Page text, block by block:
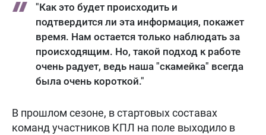
"Как это будет происходить и
подтвердится ли эта информация, покажет
время. Нам остается только наблюдать за
происходящим. Но, такой подход к работе
очень радует, ведь наша "скамейка" всегда
была очень короткой."
В прошлом сезоне, в стартовых составах
команд участников КПЛ на поле выходило в